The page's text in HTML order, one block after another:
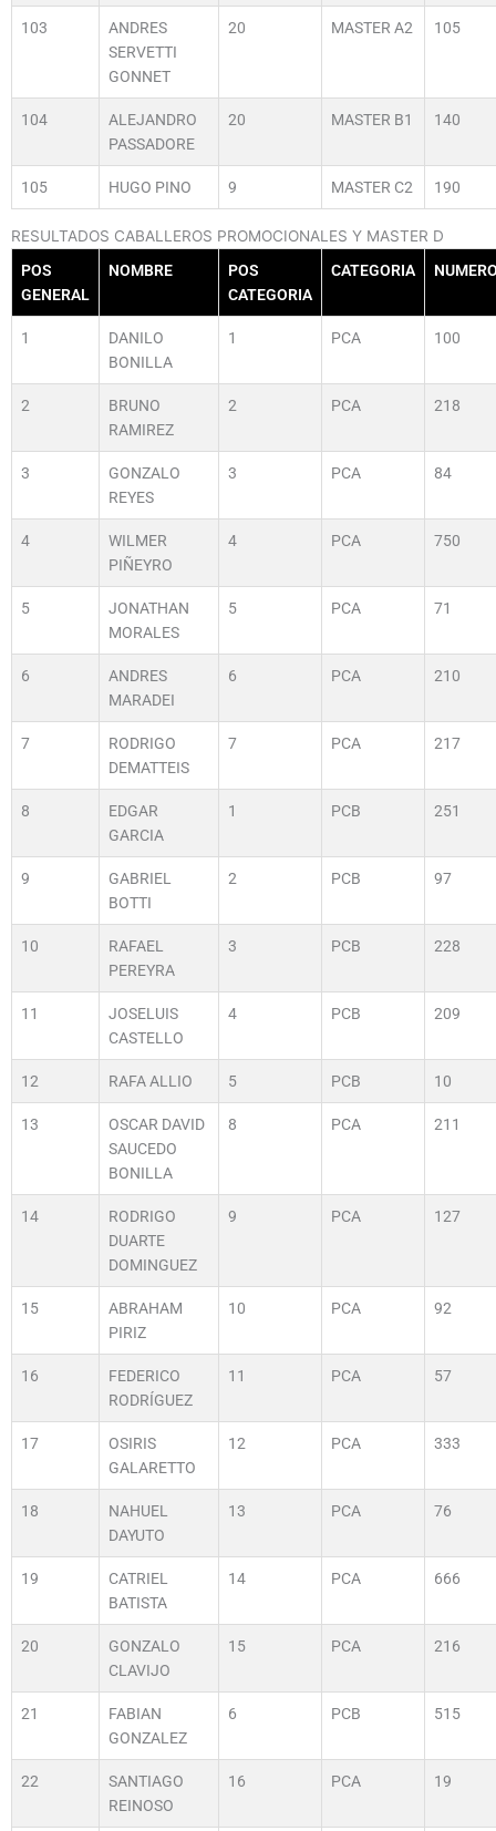
103
ANDRES
SERVETTI
GONNET
20 MASTER A2 105
104
ALEJANDRO
PASSADORE
20 MASTER B1 140
105 HUGO PINO 9 MASTER C2 190
RESULTADOS CABALLEROS PROMOCIONALES Y MASTER D
POS
GENERAL
NOMBRE
POS
CATEGORIA
CATEGORIA
1
DANILO
BONILLA
1 PCA 100
2
BRUNO
RAMIREZ
2 PCA 218
3
GONZALO
REYES
3 PCA 84
4
WILMER
PIÑEYRO
4 PCA 750
5
JONATHAN
MORALES
5 PCA 71
6
ANDRES
MARADEI
6 PCA 210
7
RODRIGO
DEMATTEIS
7 PCA 217
8
EDGAR
GARCIA
1 PCB 251
9
GABRIEL
BOTTI
2 PCB 97
10
RAFAEL
PEREYRA
3 PCB 228
11
JOSELUIS
CASTELLO
4 PCB 209
12 RAFA ALLIO 5 PCB 10
13
OSCAR DAVID
SAUCEDO
BONILLA
8 PCA 211
14
RODRIGO
DUARTE
DOMINGUEZ
9 PCA 127
15
ABRAHAM
PIRIZ
10 PCA 92
16
FEDERICO
RODRÍGUEZ
11 PCA 57
17
OSIRIS
GALARETTO
12 PCA 333
18
NAHUEL
DAYUTO
13 PCA 76
19
CATRIEL
BATISTA
14 PCA 666
20
GONZALO
CLAVIJO
15 PCA 216
21
FABIAN
GONZALEZ
6 PCB 515
22
SANTIAGO
REINOSO
16 PCA 19